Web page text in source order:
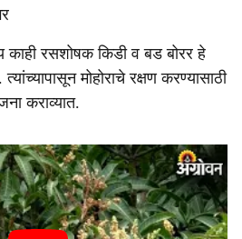
काही रसशोषक किडी व बड बोरर हे
त्यांच्यापासून मोहोराचे रक्षण करण्यासाठी
कराव्यात.